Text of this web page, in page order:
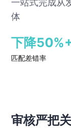
一站式完成从
体
下降
匹配差错率
审核严把